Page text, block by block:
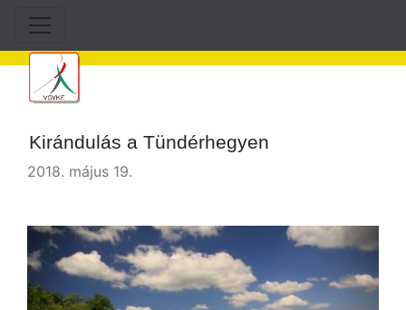
Kirándulás a Tündérhegyen
2018. május 19.